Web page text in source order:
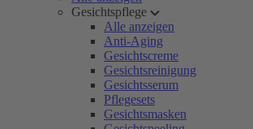
Gesichtspflege
Alle anzeigen
Anti-Aging
Gesichtscreme
Gesichtsreinigung
Gesichtsserum
Pflegesets
Gesichtsmasken